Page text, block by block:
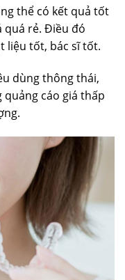
thể có kết quả tốt
quá rẻ. Điều đó
liệu tốt, bác sĩ tốt.
dùng thông thái,
cáo giá thấp